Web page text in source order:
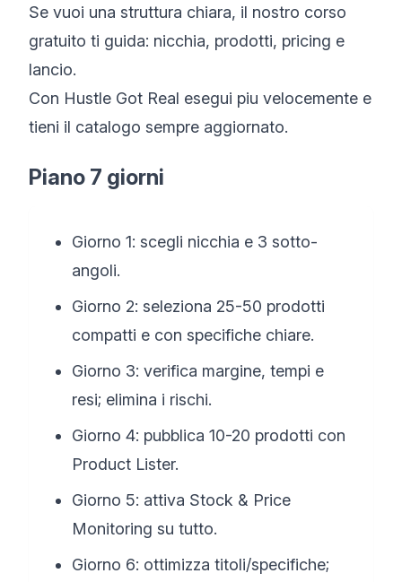
Se vuoi una struttura chiara, il nostro corso
gratuito ti guida: nicchia, prodotti, pricing e
lancio.
Con Hustle Got Real esegui piu velocemente e
tieni il catalogo sempre aggiornato.
Piano 7 giorni
Giorno 1: scegli nicchia e 3 sotto-
angoli.
Giorno 2: seleziona 25-50 prodotti
compatti e con specifiche chiare.
Giorno 3: verifica margine, tempi e
resi; elimina i rischi.
Giorno 4: pubblica 10-20 prodotti con
Product Lister.
Giorno 5: attiva Stock & Price
Monitoring su tutto.
Giorno 6: ottimizza titoli/specifiche;